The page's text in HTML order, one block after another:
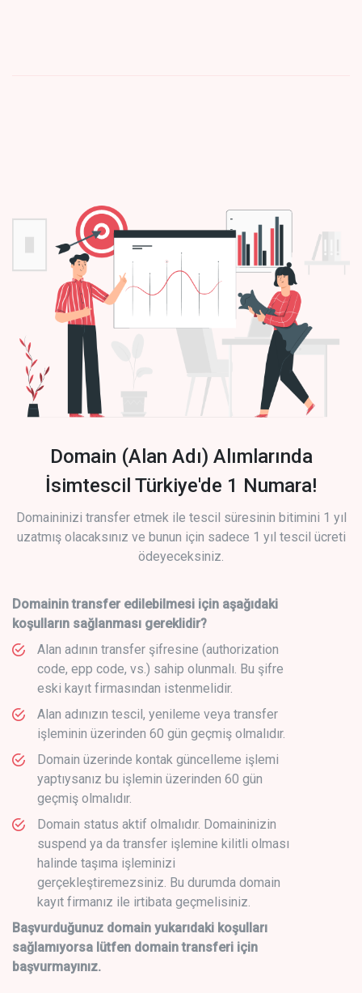
Domain (Alan Adı) Alımlarında
İsimtescil Türkiye'de 1 Numara!
Domaininizi transfer etmek ile tescil süresinin bitimini 1 yıl
uzatmış olacaksınız ve bunun için sadece 1 yıl tescil ücreti
ödeyeceksiniz.
Domainin transfer edilebilmesi için aşağıdaki
koşulların sağlanması gereklidir?
Alan adının transfer şifresine (authorization
code, epp code, vs.) sahip olunmalı. Bu şifre
eski kayıt firmasından istenmelidir.
Alan adınızın tescil, yenileme veya transfer
işleminin üzerinden 60 gün geçmiş olmalıdır.
Domain üzerinde kontak güncelleme işlemi
yaptıysanız bu işlemin üzerinden 60 gün
geçmiş olmalıdır.
Domain status aktif olmalıdır. Domaininizin
suspend ya da transfer işlemine kilitli olması
halinde taşıma işleminizi
gerçekleştiremezsiniz. Bu durumda domain
kayıt firmanız ile irtibata geçmelisiniz.
Başvurduğunuz domain yukarıdaki koşulları
sağlamıyorsa lütfen domain transferi için
başvurmayınız.